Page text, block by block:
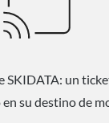
SKIDATA: un
su destino de